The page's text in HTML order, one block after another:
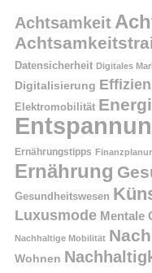
Achtsamkeit
Datensicherheit Digitales
Digitalisierung
Elektromobilität
Ernährungstipps
Ernährung
Gesundheitswesen
Luxusmode Mentale
Nachhaltige Mobilität
Wohnen